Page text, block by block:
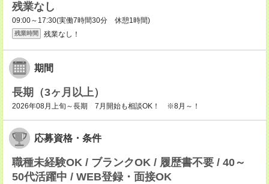
残業なし
09:00～17:30(実働7時間30分 休憩1時間)
残業時間 残業なし！
期間
長期（3ヶ月以上）
2026年08月上旬～長期 7月開始も相談OK！ ※8月～！
応募資格・条件
職種未経験OK / ブランクOK / 履歴書不要 / 40～
50代活躍中 / WEB登録・面接OK